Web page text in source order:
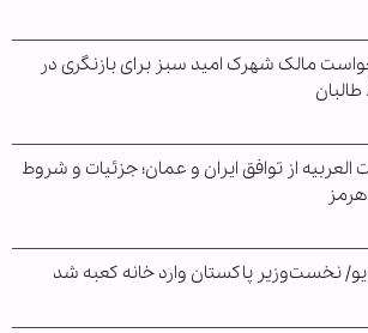
مالک شهرک امید سبز برای بازنگری در
العربیه از توافق ایران و عمان؛ جزئیات و شروط
نخست‌وزیر پاکستان وارد خانه کعبه شد